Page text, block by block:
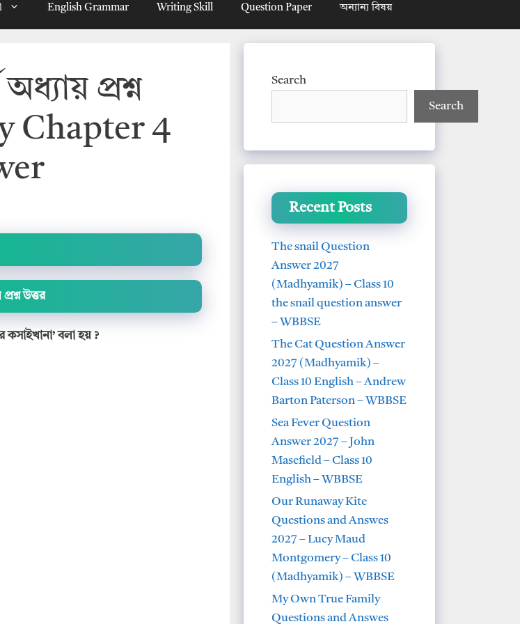
English Grammar Writing Skill Question Paper অন্যান্য বিষয়
প্রশ্ন
Chapter 4
উত্তর
কসাইখানা’বলা হয়?
Search
Search
Recent Posts
The snail Question
Answer 2027
(Madhyamik) – Class 10
the snail question answer
– WBBSE
The Cat Question Answer
2027 (Madhyamik) –
Class 10 English – Andrew
Barton Paterson – WBBSE
Sea Fever Question
Answer 2027 – John
Masefield – Class 10
English – WBBSE
Our Runaway Kite
Questions and Answes
2027 – Lucy Maud
Montgomery – Class 10
(Madhyamik) – WBBSE
My Own True Family
Questions and Answes